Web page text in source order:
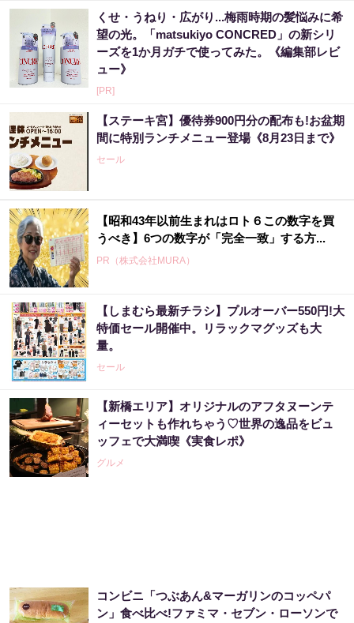
くせ・うねり・広がり...梅雨時期の髪悩みに希
望の光。「matsukiyo CONCRED」の新シリ
ーズを1か月ガチで使ってみた。《編集部レビ
ュー》
[PR]
【ステーキ宮】優待券900円分の配布も!お盆期
間に特別ランチメニュー登場《8月23日まで》
セール
【昭和43年以前生まれはロト６この数字を買
うべき】6つの数字が「完全一致」する方...
PR（株式会社MURA）
「これから株価はこうやって動いていく」世
界的に活躍した天才投資家が暴露
あなたの金運はどう？宝くじに縁がある時、
金運はこう変わる
PR（合同会社デジタルファーム ）
【当選】金運が上がる直前に起こるサイン
【しまむら最新チラシ】プルオーバー550円!大
特価セール開催中。リラックマグッズも大
量。
セール
【新橋エリア】オリジナルのアフタヌーンテ
ィーセットも作れちゃう♡世界の逸品をビュ
ッフェで大満喫《実食レポ》
グルメ
コンビニ「つぶあん&マーガリンのコッペパ
ン」食べ比べ!ファミマ・セブン・ローソンで